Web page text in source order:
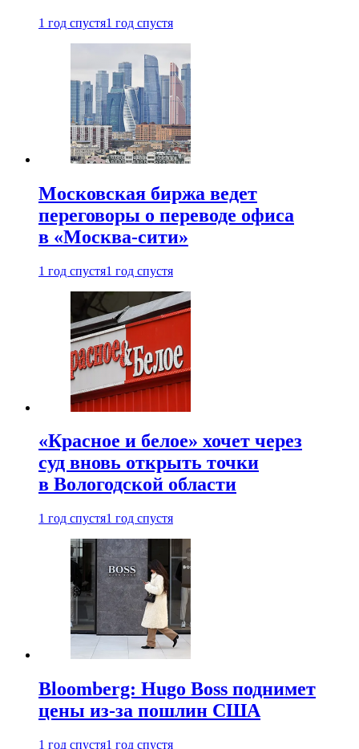
1 год спустя1 год спустя
Московская биржа ведет
переговоры о переводе офиса
в «Москва-сити»
1 год спустя1 год спустя
«Красное и белое» хочет через
суд вновь открыть точки
в Вологодской области
1 год спустя1 год спустя
Bloomberg: Hugo Boss поднимет
цены из-за пошлин США
1 год спустя1 год спустя